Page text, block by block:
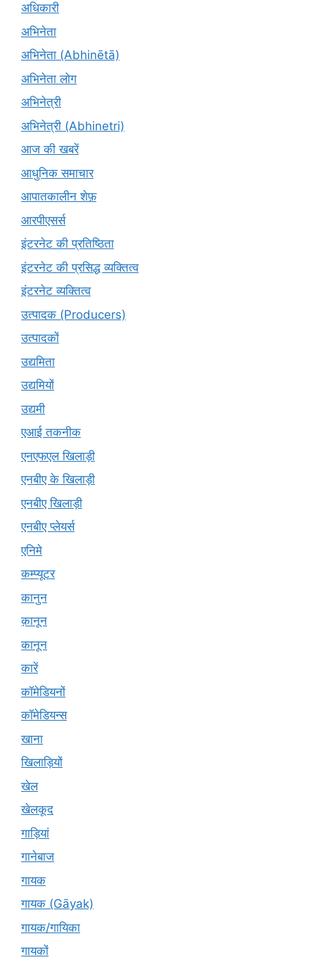
अधिकारी
अभिनेता
अभिनेता (Abhinētā)
अभिनेता लोग
अभिनेत्री
अभिनेत्री (Abhinetri)
आज की खबरें
आधुनिक समाचार
आपातकालीन शेफ़
आरपीएसर्स
इंटरनेट की प्रतिष्ठिता
इंटरनेट की प्रसिद्ध व्यक्तित्व
इंटरनेट व्यक्तित्व
उत्पादक (Producers)
उत्पादकों
उद्यमिता
उद्यमियों
उद्यमी
एआई तकनीक
एनएफएल खिलाड़ी
एनबीए के खिलाड़ी
एनबीए खिलाड़ी
एनबीए प्लेयर्स
एनिमे
कम्प्यूटर
कानुन
क़ानून
कानून
कारें
कॉमेडियनों
कॉमेडियन्स
खाना
खिलाड़ियों
खेल
खेलकूद
गाड़ियां
गानेबाज
गायक
गायक (Gāyak)
गायक/गायिका
गायकों